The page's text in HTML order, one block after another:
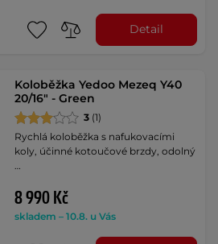
Detail
Koloběžka Yedoo Mezeq Y40
20/16" - Green
3 (1)
Rychlá koloběžka s nafukovacími
koly, účinné kotoučové brzdy, odolný
8 990 Kč
skladem – 10.8. u Vás